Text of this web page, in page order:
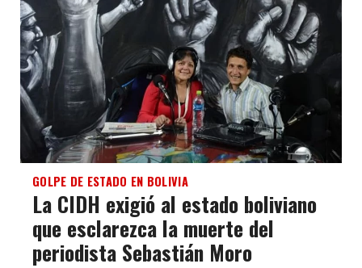
GOLPE DE ESTADO EN BOLIVIA
La CIDH exigió al estado boliviano
que esclarezca la muerte del
periodista Sebastián Moro